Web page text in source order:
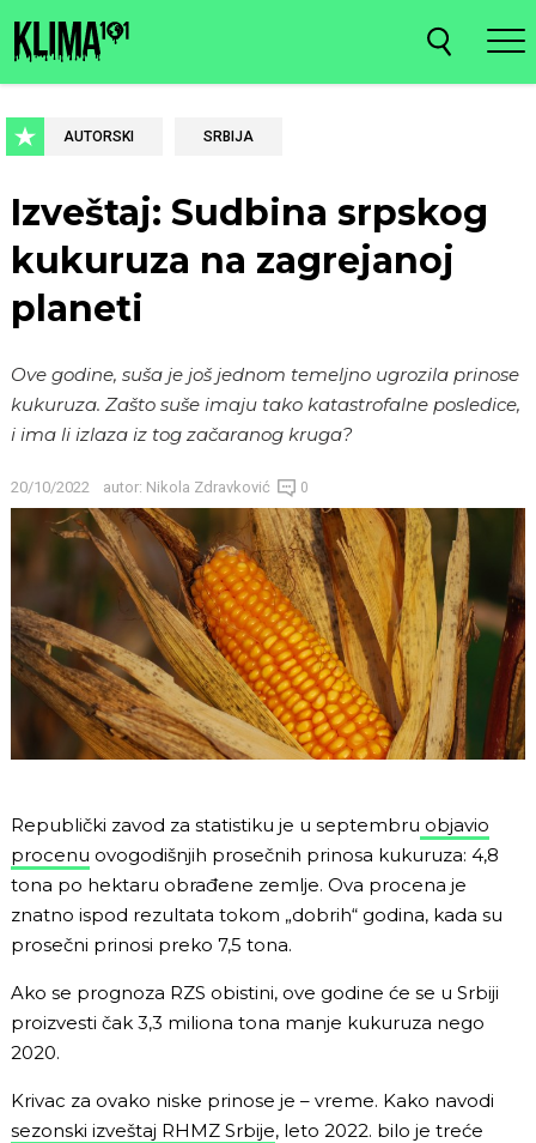
AUTORSKI SRBIJA
Izveštaj: Sudbina srpskog
kukuruza na zagrejanoj
planeti
Ove godine, suša je još jednom temeljno ugrozila prinose
kukuruza. Zašto suše imaju tako katastrofalne posledice,
i ima li izlaza iz tog začaranog kruga?
20/10/2022 autor: Nikola Zdravković 0
Republički zavod za statistiku je u septembru objavio
procenu ovogodišnjih prosečnih prinosa kukuruza: 4,8
tona po hektaru obrađene zemlje. Ova procena je
znatno ispod rezultata tokom „dobrih“ godina, kada su
prosečni prinosi preko 7,5 tona.
Ako se prognoza RZS obistini, ove godine će se u Srbiji
proizvesti čak 3,3 miliona tona manje kukuruza nego
2020.
Krivac za ovako niske prinose je – vreme. Kako navodi
sezonski izveštaj RHMZ Srbije, leto 2022. bilo je treće